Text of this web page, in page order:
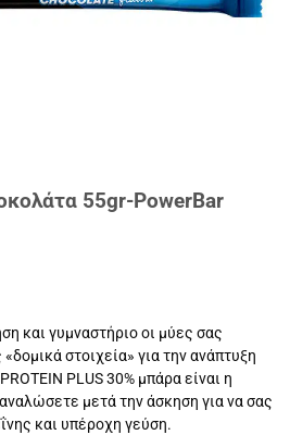
55gr-PowerBar
και γυμναστήριο οι μύες σας
στοιχεία» για την ανάπτυξη
PLUS 30% μπάρα είναι η
μετά την άσκηση για να σας
και υπέροχη γεύση.